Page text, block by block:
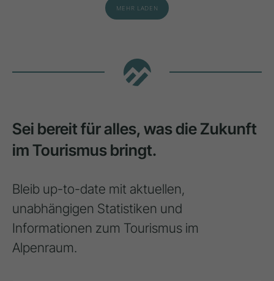
MEHR LADEN
Sei bereit für alles, was die Zukunft
im Tourismus bringt.
Bleib up-to-date mit aktuellen,
unabhängigen Statistiken und
Informationen zum Tourismus im
Alpenraum.